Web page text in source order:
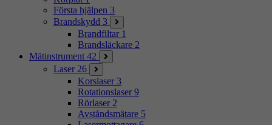
Första hjälpen 3
Brandskydd 3
Brandfiltar 1
Brandsläckare 2
Mätinstrument 42
Laser 26
Korslaser 3
Rotationslaser 9
Rörlaser 2
Avståndsmätare 5